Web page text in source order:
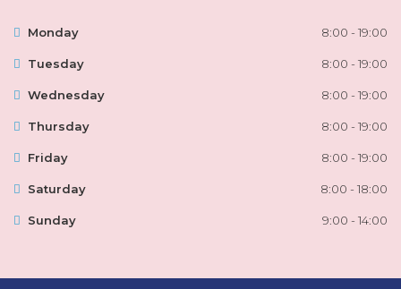
Monday 8:00 - 19:00
Tuesday 8:00 - 19:00
Wednesday 8:00 - 19:00
Thursday 8:00 - 19:00
Friday 8:00 - 19:00
Saturday 8:00 - 18:00
Sunday 9:00 - 14:00